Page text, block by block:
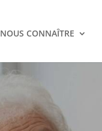
NOUS CONNAÎTRE